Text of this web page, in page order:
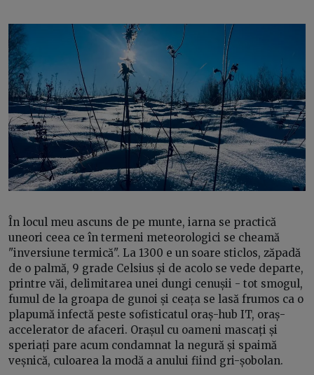
În locul meu ascuns de pe munte, iarna se practică
uneori ceea ce în termeni meteorologici se cheamă
"inversiune termică". La 1300 e un soare sticlos, zăpadă
de o palmă, 9 grade Celsius și de acolo se vede departe,
printre văi, delimitarea unei dungi cenușii - tot smogul,
fumul de la groapa de gunoi și ceața se lasă frumos ca o
plapumă infectă peste sofisticatul oraș-hub IT, oraș-
accelerator de afaceri. Orașul cu oameni mascați și
speriați pare acum condamnat la negură și spaimă
veșnică, culoarea la modă a anului fiind gri-șobolan.